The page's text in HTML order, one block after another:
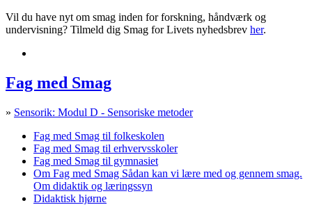
Vil du have nyt om smag inden for forskning, håndværk og
undervisning? Tilmeld dig Smag for Livets nyhedsbrev her.
Fag med Smag
» Sensorik: Modul D - Sensoriske metoder
Fag med Smag til folkeskolen
Fag med Smag til erhvervsskoler
Fag med Smag til gymnasiet
Om Fag med Smag Sådan kan vi lære med og gennem smag.
Om didaktik og læringssyn
Didaktisk hjørne